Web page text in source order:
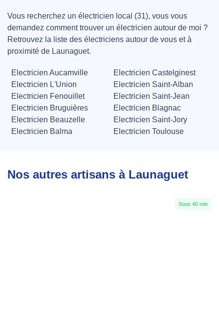
Vous recherchez un électricien local (31), vous vous
demandez comment trouver un électricien autour de moi ?
Retrouvez la liste des électriciens autour de vous et à
proximité de Launaguet.
Electricien Aucamville
Electricien Castelginest
Electricien L'Union
Electricien Saint-Alban
Electricien Fenouillet
Electricien Saint-Jean
Electricien Bruguières
Electricien Blagnac
Electricien Beauzelle
Electricien Saint-Jory
Electricien Balma
Electricien Toulouse
Nos autres artisans à Launaguet
Sous 40 min